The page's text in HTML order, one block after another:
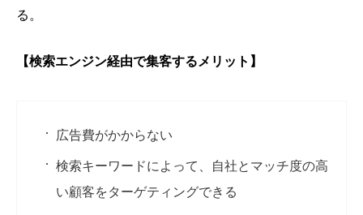
る。
【検索エンジン経由で集客するメリット】
広告費がかからない
検索キーワードによって、自社とマッチ度の高
い顧客をターゲティングできる